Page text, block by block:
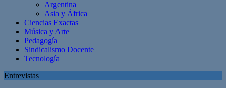
Argentina
Asia y África
Ciencias Exactas
Música y Arte
Pedagogía
Sindicalismo Docente
Tecnología
Entrevistas